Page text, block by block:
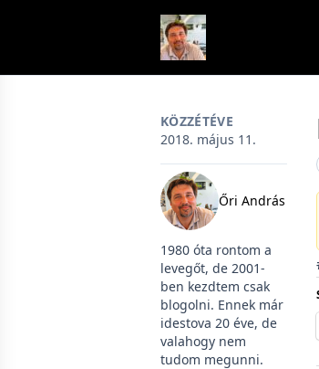
KÖZZÉTÉVE
2018. május 11.
Őri András
1980 óta rontom a
levegőt, de 2001-
ben kezdtem csak
blogolni. Ennek már
idestova 20 éve, de
valahogy nem
tudom megunni.